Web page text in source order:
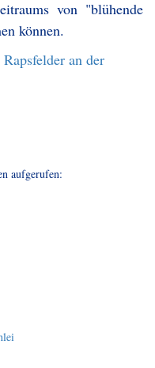
von "blühende
können.
an der
aufgerufen: